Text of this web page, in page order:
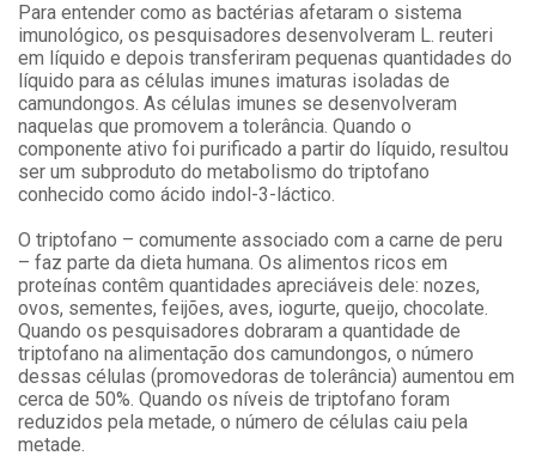
Para entender como as bactérias afetaram o sistema
imunológico, os pesquisadores desenvolveram L. reuteri
em líquido e depois transferiram pequenas quantidades do
líquido para as células imunes imaturas isoladas de
camundongos. As células imunes se desenvolveram
naquelas que promovem a tolerância. Quando o
componente ativo foi purificado a partir do líquido, resultou
ser um subproduto do metabolismo do triptofano
conhecido como ácido indol-3-láctico.
O triptofano – comumente associado com a carne de peru
– faz parte da dieta humana. Os alimentos ricos em
proteínas contêm quantidades apreciáveis dele: nozes,
ovos, sementes, feijões, aves, iogurte, queijo, chocolate.
Quando os pesquisadores dobraram a quantidade de
triptofano na alimentação dos camundongos, o número
dessas células (promovedoras de tolerância) aumentou em
cerca de 50%. Quando os níveis de triptofano foram
reduzidos pela metade, o número de células caiu pela
metade.